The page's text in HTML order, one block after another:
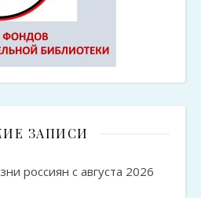
ЗАПИСИ
россиян с августа 2026